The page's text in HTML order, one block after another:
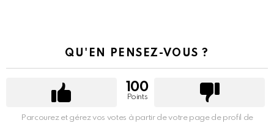
QU'EN PENSEZ-VOUS ?
100
Points
Parcourez et gérez vos votes à partir de votre page de profil de